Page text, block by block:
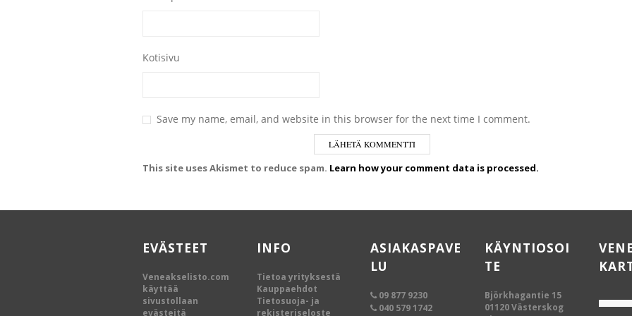
Kotisivu
Save my name, email, and website in this browser for the next time I comment.
This site uses Akismet to reduce spam. Learn how your comment data is processed.
EVÄSTEET
Veneakselisto.com
käyttää
sivustollaan
evästeitä
INFO
Tietoa yrityksestä
Kauppaehdot
Tietosuoja- ja
rekisteriseloste
ASIAKASPAVE
LU
09 877 9230
040 579 1742
KÄYNTIOSOI
TE
Björkhagantie 15
01120 Västerskog